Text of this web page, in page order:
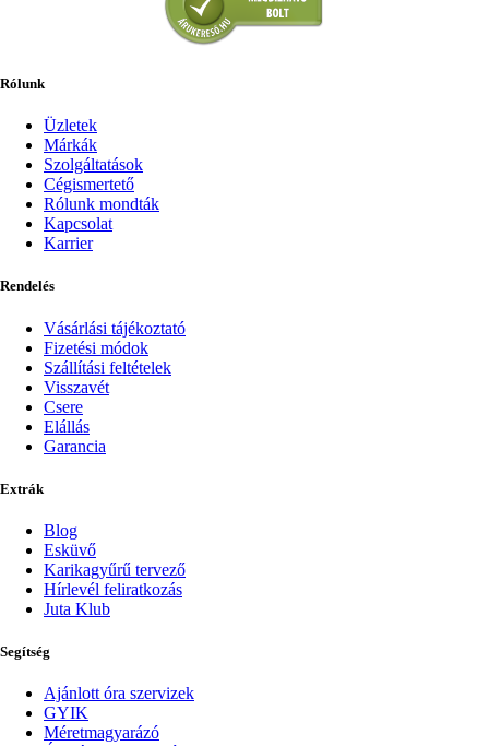
Rólunk
Üzletek
Márkák
Szolgáltatások
Cégismertető
Rólunk mondták
Kapcsolat
Karrier
Rendelés
Vásárlási tájékoztató
Fizetési módok
Szállítási feltételek
Visszavét
Csere
Elállás
Garancia
Extrák
Blog
Esküvő
Karikagyűrű tervező
Hírlevél feliratkozás
Juta Klub
Segítség
Ajánlott óra szervizek
GYIK
Méretmagyarázó